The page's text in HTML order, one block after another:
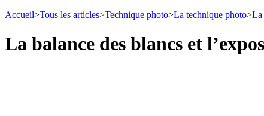
Accueil>Tous les articles>Technique photo>La technique photo>La
La balance des blancs et